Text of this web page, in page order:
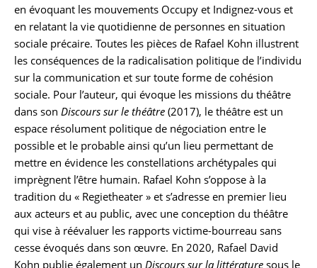
en évoquant les mouvements Occupy et Indignez-vous et
en relatant la vie quotidienne de personnes en situation
sociale précaire. Toutes les pièces de Rafael Kohn illustrent
les conséquences de la radicalisation politique de l’individu
sur la communication et sur toute forme de cohésion
sociale. Pour l’auteur, qui évoque les missions du théâtre
dans son Discours sur le théâtre (2017), le théâtre est un
espace résolument politique de négociation entre le
possible et le probable ainsi qu’un lieu permettant de
mettre en évidence les constellations archétypales qui
imprègnent l’être humain. Rafael Kohn s’oppose à la
tradition du « Regietheater » et s’adresse en premier lieu
aux acteurs et au public, avec une conception du théâtre
qui vise à réévaluer les rapports victime-bourreau sans
cesse évoqués dans son œuvre. En 2020, Rafael David
Kohn publie également un Discours sur la littérature sous le